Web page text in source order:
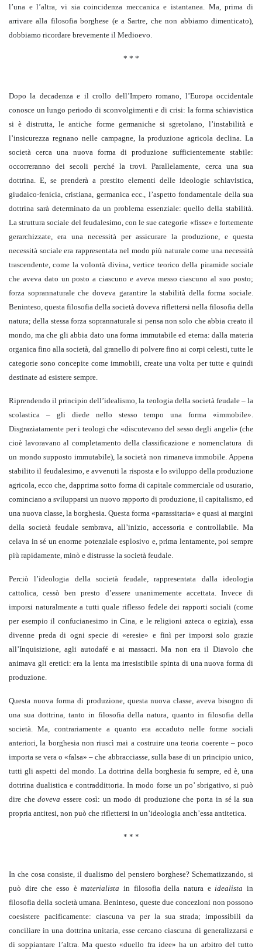
l’una e l’altra, vi sia coincidenza meccanica e istantanea. Ma, prima di
arrivare alla filosofia borghese (e a Sartre, che non abbiamo dimenticato),
dobbiamo ricordare brevemente il Medioevo.
* * *
Dopo la decadenza e il crollo dell’Impero romano, l’Europa occidentale
conosce un lungo periodo di sconvolgimenti e di crisi: la forma schiavistica
si è distrutta, le antiche forme germaniche si sgretolano, l’instabilità e
l’insicurezza regnano nelle campagne, la produzione agricola declina. La
società cerca una nuova forma di produzione sufficientemente stabile:
occorreranno dei secoli perché la trovi. Parallelamente, cerca una sua
dottrina. E, se prenderà a prestito elementi delle ideologie schiavistica,
giudaico-fenicia, cristiana, germanica ecc., l’aspetto fondamentale della sua
dottrina sarà determinato da un problema essenziale: quello della stabilità.
La struttura sociale del feudalesimo, con le sue categorie «fisse» e fortemente
gerarchizzate, era una necessità per assicurare la produzione, e questa
necessità sociale era rappresentata nel modo più naturale come una necessità
trascendente, come la volontà divina, vertice teorico della piramide sociale
che aveva dato un posto a ciascuno e aveva messo ciascuno al suo posto;
forza soprannaturale che doveva garantire la stabilità della forma sociale.
Beninteso, questa filosofia della società doveva riflettersi nella filosofia della
natura; della stessa forza soprannaturale si pensa non solo che abbia creato il
mondo, ma che gli abbia dato una forma immutabile ed eterna: dalla materia
organica fino alla società, dal granello di polvere fino ai corpi celesti, tutte le
categorie sono concepite come immobili, create una volta per tutte e quindi
destinate ad esistere sempre.
Riprendendo il principio dell’idealismo, la teologia della società feudale – la
scolastica – gli diede nello stesso tempo una forma «immobile».
Disgraziatamente per i teologi che «discutevano del sesso degli angeli» (che
cioè lavoravano al completamento della classificazione e nomenclatura di
un mondo supposto immutabile), la società non rimaneva immobile. Appena
stabilito il feudalesimo, e avvenuti la risposta e lo sviluppo della produzione
agricola, ecco che, dapprima sotto forma di capitale commerciale od usurario,
cominciano a svilupparsi un nuovo rapporto di produzione, il capitalismo, ed
una nuova classe, la borghesia. Questa forma «parassitaria» e quasi ai margini
della società feudale sembrava, all’inizio, accessoria e controllabile. Ma
celava in sé un enorme potenziale esplosivo e, prima lentamente, poi sempre
più rapidamente, minò e distrusse la società feudale.
Perciò l’ideologia della società feudale, rappresentata dalla ideologia
cattolica, cessò ben presto d’essere unanimemente accettata. Invece di
imporsi naturalmente a tutti quale riflesso fedele dei rapporti sociali (come
per esempio il confucianesimo in Cina, e le religioni azteca o egizia), essa
divenne preda di ogni specie di «eresie» e finì per imporsi solo grazie
all’Inquisizione, agli autodafé e ai massacri. Ma non era il Diavolo che
animava gli eretici: era la lenta ma irresistibile spinta di una nuova forma di
produzione.
Questa nuova forma di produzione, questa nuova classe, aveva bisogno di
una sua dottrina, tanto in filosofia della natura, quanto in filosofia della
società. Ma, contrariamente a quanto era accaduto nelle forme sociali
anteriori, la borghesia non riuscì mai a costruire una teoria coerente – poco
importa se vera o «falsa» – che abbracciasse, sulla base di un principio unico,
tutti gli aspetti del mondo. La dottrina della borghesia fu sempre, ed è, una
dottrina dualistica e contraddittoria. In modo forse un po’ sbrigativo, si può
dire chedovevaessere così: un modo di produzione che porta in sé la sua
propria antitesi, non può che riflettersi in un’ideologia anch’essa antitetica.
* * *
In che cosa consiste, il dualismo del pensiero borghese? Schematizzando, si
può dire che esso èmaterialistain filosofia della natura eidealistain
filosofia della società umana. Beninteso, queste due concezioni non possono
coesistere pacificamente: ciascuna va per la sua strada; impossibili da
conciliare in una dottrina unitaria, esse cercano ciascuna di generalizzarsi e
di soppiantare l’altra. Ma questo «duello fra idee» ha un arbitro del tutto